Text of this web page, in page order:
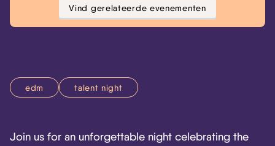
Vind gerelateerde evenementen
edm talent night
Join us for an unforgettable night celebrating the